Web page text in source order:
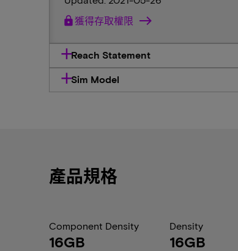
lock 獲得存取權限
Reach Statement
Sim Model
產品規格
Component Density
16GB
Density
16GB